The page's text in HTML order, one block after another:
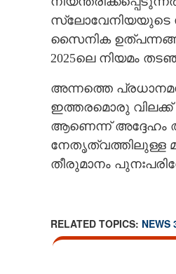
സ്ലോവേനിയയുടെ
സൈനിക
2025ലെ നിയമം
അന്നത്തെ
ഇത്തരമൊരു
ആണെന്ന് അദ്ദേഹം
നേതൃത്വത്തിലുള്ള
തീരുമാനം
RELATED TOPICS: NEWS